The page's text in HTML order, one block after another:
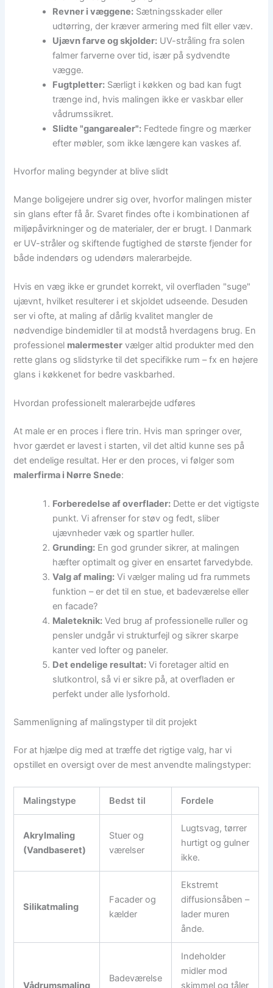
Revner i væggene: Sætningsskader eller
udtørring, der kræver armering med filt eller væv.
Ujævn farve og skjolder: UV-stråling fra solen
falmer farverne over tid, især på sydvendte
vægge.
Fugtpletter: Særligt i køkken og bad kan fugt
trænge ind, hvis malingen ikke er vaskbar eller
vådrumssikret.
Slidte "gangarealer": Fedtede fingre og mærker
efter møbler, som ikke længere kan vaskes af.
Hvorfor maling begynder at blive slidt
Mange boligejere undrer sig over, hvorfor malingen mister
sin glans efter få år. Svaret findes ofte i kombinationen af
miljøpåvirkninger og de materialer, der er brugt. I Danmark
er UV-stråler og skiftende fugtighed de største fjender for
både indendørs og udendørs malerarbejde.
Hvis en væg ikke er grundet korrekt, vil overfladen "suge"
ujævnt, hvilket resulterer i et skjoldet udseende. Desuden
ser vi ofte, at maling af dårlig kvalitet mangler de
nødvendige bindemidler til at modstå hverdagens brug. En
professionel malermester vælger altid produkter med den
rette glans og slidstyrke til det specifikke rum – fx en højere
glans i køkkenet for bedre vaskbarhed.
Hvordan professionelt malerarbejde udføres
At male er en proces i flere trin. Hvis man springer over,
hvor gærdet er lavest i starten, vil det altid kunne ses på
det endelige resultat. Her er den proces, vi følger som
malerfirma i Nørre Snede:
Forberedelse af overflader: Dette er det vigtigste
punkt. Vi afrenser for støv og fedt, sliber
ujævnheder væk og spartler huller.
Grunding: En god grunder sikrer, at malingen
hæfter optimalt og giver en ensartet farvedybde.
Valg af maling: Vi vælger maling ud fra rummets
funktion – er det til en stue, et badeværelse eller
en facade?
Maleteknik: Ved brug af professionelle ruller og
pensler undgår vi strukturfejl og sikrer skarpe
kanter ved lofter og paneler.
Det endelige resultat: Vi foretager altid en
slutkontrol, så vi er sikre på, at overfladen er
perfekt under alle lysforhold.
Sammenligning af malingstyper til dit projekt
For at hjælpe dig med at træffe det rigtige valg, har vi
opstillet en oversigt over de mest anvendte malingstyper:
Malingstype Bedst til Fordele
Akrylmaling
(Vandbaseret)
Stuer og
værelser
Lugtsvag, tørrer
hurtigt og gulner
ikke.
Silikatmaling
Facader og
kælder
Ekstremt
diffusionsåben –
lader muren
ånde.
Vådrumsmaling
Badeværelse
Indeholder
midler mod
skimmel og tåler